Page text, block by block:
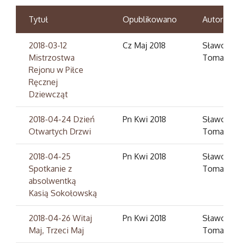
Tytuł Opublikowano Autor
2018-03-12
Mistrzostwa
Rejonu w Piłce
Ręcznej
Dziewcząt
Cz Maj 2018
2018-04-24 Dzień
Otwartych Drzwi
Pn Kwi 2018
2018-04-25
Spotkanie z
absolwentką
Kasią Sokołowską
Pn Kwi 2018
2018-04-26 Witaj
Maj, Trzeci Maj
Pn Kwi 2018